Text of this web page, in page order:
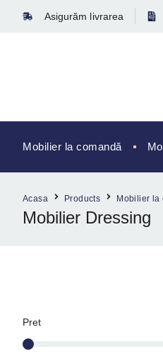
Asigurăm livrarea
Mobilier la comandă
Acasa Products Mobilier la
Mobilier Dressing
Pret